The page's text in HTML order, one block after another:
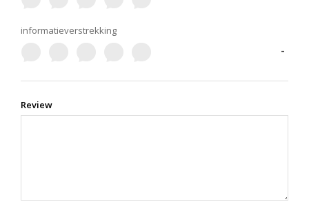
informatieverstrekking
-
Review